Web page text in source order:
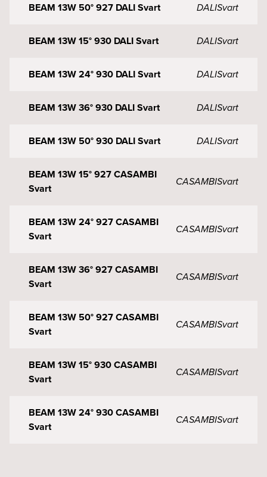
BEAM 13W 50° 927 DALI Svart DALISvart
BEAM 13W 15° 930 DALI Svart DALISvart
BEAM 13W 24° 930 DALI Svart DALISvart
BEAM 13W 36° 930 DALI Svart DALISvart
BEAM 13W 50° 930 DALI Svart DALISvart
BEAM 13W 15° 927 CASAMBI
Svart
CASAMBISvart
BEAM 13W 24° 927 CASAMBI
Svart
CASAMBISvart
BEAM 13W 36° 927 CASAMBI
Svart
CASAMBISvart
BEAM 13W 50° 927 CASAMBI
Svart
CASAMBISvart
BEAM 13W 15° 930 CASAMBI
Svart
CASAMBISvart
BEAM 13W 24° 930 CASAMBI
Svart
CASAMBISvart